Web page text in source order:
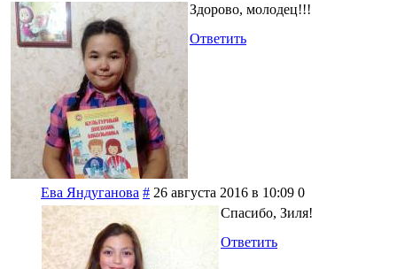
Здорово, молодец!!!
Ответить
Ева Яндуганова # 26 августа 2016 в 10:09 0
Спасибо, Зиля!
Ответить